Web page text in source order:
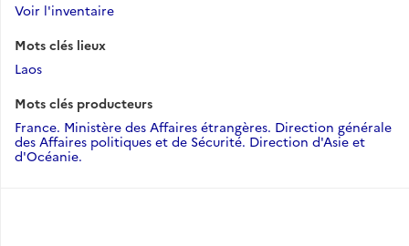
Voir l'inventaire
Mots clés lieux
Laos
Mots clés producteurs
France. Ministère des Affaires étrangères. Direction générale
des Affaires politiques et de Sécurité. Direction d'Asie et
d'Océanie.